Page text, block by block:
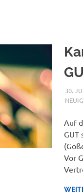
30.
Auf
GUT
Vor